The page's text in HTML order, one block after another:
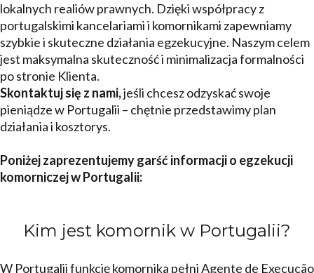
lokalnych realiów prawnych. Dzięki współpracy z
portugalskimi kancelariami i komornikami zapewniamy
szybkie i skuteczne działania egzekucyjne. Naszym celem
jest maksymalna skuteczność i minimalizacja formalności
po stronie Klienta.
Skontaktuj się z nami,jeśli chcesz odzyskać swoje
pieniądze w Portugalii – chętnie przedstawimy plan
działania i kosztorys.
Poniżej zaprezentujemy garść informacji o egzekucji
komorniczej w Portugalii:
Kim jest komornik w Portugalii?
W Portugalii funkcję komornika pełni Agente de Execução